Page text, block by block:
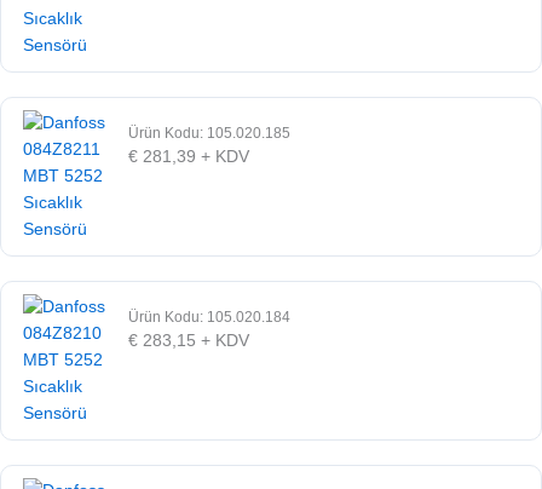
Ürün Kodu: 105.020.185
€ 281,39 + KDV
Ürün Kodu: 105.020.184
€ 283,15 + KDV